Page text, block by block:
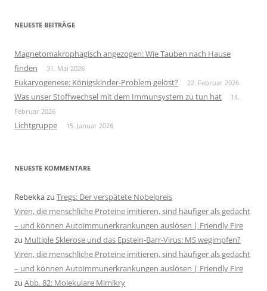
NEUESTE BEITRÄGE
Magnetomakrophagisch angezogen: Wie Tauben nach Hause
finden
31. Mai 2026
Eukaryogenese: Königskinder-Problem gelöst? 22. Februar 2026
Was unser Stoffwechsel mit dem Immunsystem zu tun hat
14.
Februar 2026
Lichtgruppe 15. Januar 2026
NEUESTE KOMMENTARE
Rebekkazu Tregs: Der verspätete Nobelpreis
Viren, die menschliche Proteine imitieren, sind häufiger als gedacht
– und können Autoimmunerkrankungen auslösen | Friendly Fire
zu Multiple Sklerose und das Epstein-Barr-Virus: MS wegimpfen?
Viren, die menschliche Proteine imitieren, sind häufiger als gedacht
– und können Autoimmunerkrankungen auslösen | Friendly Fire
zu Abb. 82: Molekulare Mimikry